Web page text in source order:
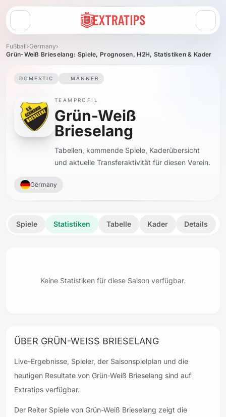
Menü öffnen
Fußball›Germany›
Grün-Weiß Brieselang: Spiele, Prognosen, H2H, Statistiken & Kader
DOMESTIC MÄNNER
TEAMPROFIL
Grün-Weiß
Brieselang
Tabellen, kommende Spiele, Kaderübersicht
und aktuelle Transferaktivität für diesen Verein.
Germany
Spiele Statistiken Tabelle Kader Details
Keine Statistiken für diese Saison verfügbar.
ÜBER GRÜN-WEISS BRIESELANG
Live-Ergebnisse, Spieler, der Saisonspielplan und die
heutigen Resultate von Grün-Weiß Brieselang sind auf
Extratips verfügbar.
Der Reiter Spiele von Grün-Weiß Brieselang zeigt die